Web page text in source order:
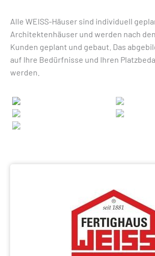
Alle WEISS-Häuser sind individuell
Architektenhäuser und werden nach
Kunden geplant und gebaut. Das
auf Ihre Bedürfnisse und Ihren
werden.
Previous